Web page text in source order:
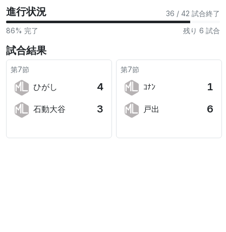
進行状況 36 / 42 試合終了
86% 完了
残り 6 試合
試合結果
第7節
ひがし 4
石動大谷 3
第7節
ｺﾅﾝ 1
戸出 6